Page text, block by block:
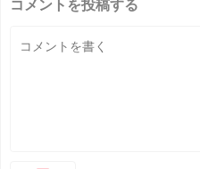
コメントを投稿する